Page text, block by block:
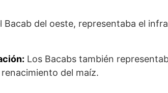
Bacab del oeste, representaba el
Los Bacabs también
del maíz.